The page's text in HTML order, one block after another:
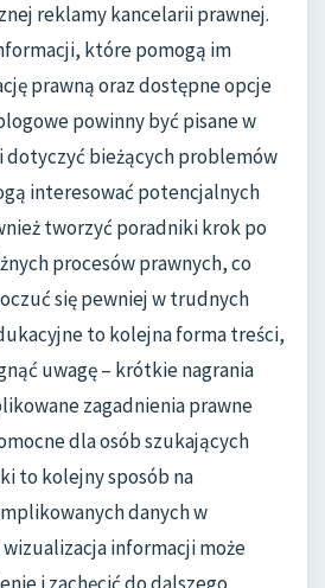
reklamy kancelarii prawnej.
które pomogą im
prawną oraz dostępne opcje
powinny być pisane w
dotyczyć bieżących problemów
interesować potencjalnych
tworzyć poradniki krok po
procesów prawnych, co
się pewniej w trudnych
to kolejna forma treści,
uwagę – krótkie nagrania
zagadnienia prawne
dla osób szukających
to kolejny sposób na
danych w
informacji może